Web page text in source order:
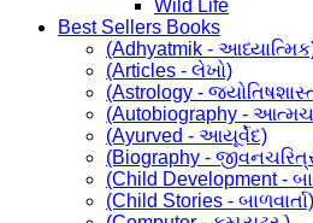
Wild Life
Best Sellers Books
(Adhyatmik -
(Articles - લેખો)
(Astrology -
(Autobiography -
(Ayurved - આયૂર્વેદ)
(Biography -
(Child Development -
(Child Stories - બાળવાર્તા)